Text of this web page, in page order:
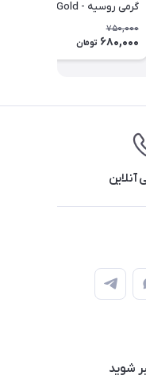
گرمی روسیه - Nescafe Gold
Instant Coffee
750,000
680,000 تومان
آنلاین
شوید